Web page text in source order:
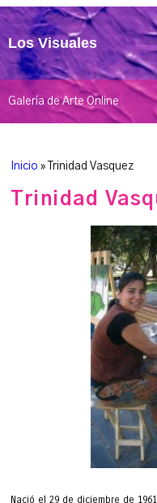
Los Visuales
Galería de Arte Online
Inicio » Trinidad Vasquez
Trinidad
Nació el 29 de diciembre de